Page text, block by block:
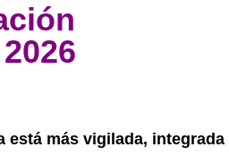
está más vigilada, integrada